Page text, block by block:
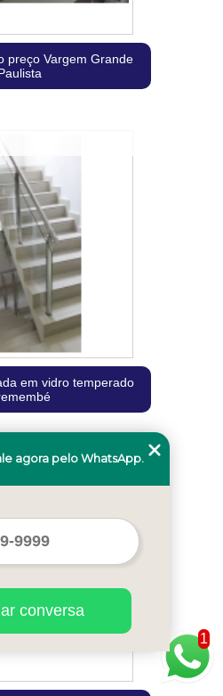
preço Vargem Grande
em vidro temperado
1
agora pelo WhatsApp.
conversa